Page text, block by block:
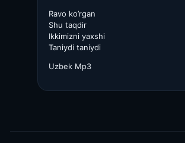
Ravo ko’rgan
Shu taqdir
Ikkimizni yaxshi
Taniydi taniydi
Uzbek Mp3